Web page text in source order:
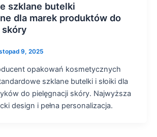
szklane butelki
dla marek produktów do
9, 2025
opakowań kosmetycznych
szklane butelki i słoiki dla
do pielęgnacji skóry. Najwyższa
design i pełna personalizacja.